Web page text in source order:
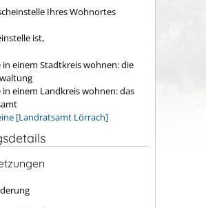
Ihres Wohnortes
ist,
in einem Stadtkreis wohnen: die
in einem Landkreis wohnen: das
[Landratsamt Lörrach]